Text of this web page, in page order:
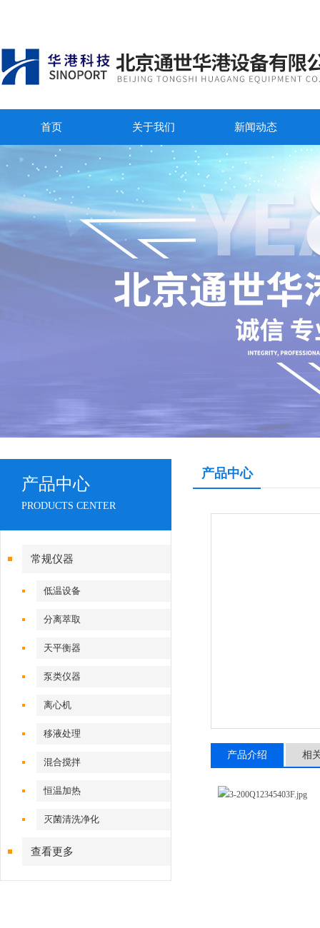
首页 关于我们 新闻动态
产品中心
PRODUCTS CENTER
常规仪器
低温设备
分离萃取
天平衡器
泵类仪器
离心机
移液处理
混合搅拌
恒温加热
灭菌清洗净化
查看更多
产品中心
产品介绍 相